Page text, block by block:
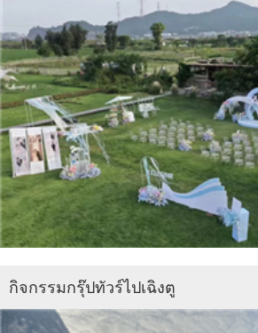
กิจกรรมกรุ๊ปทัวร์ไปเฉิงตู